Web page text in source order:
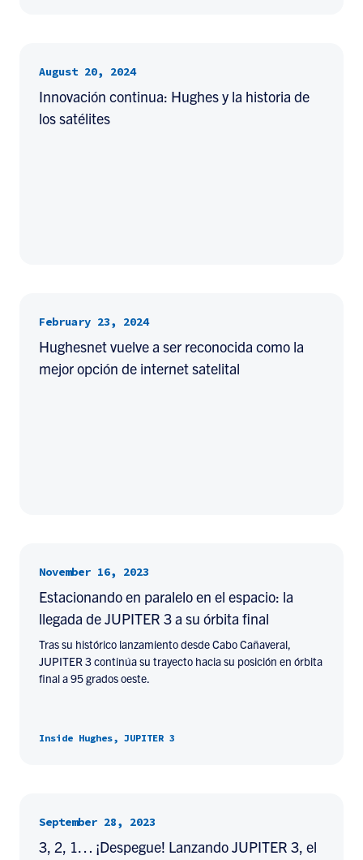
August 20, 2024
Innovación continua: Hughes y la historia de
los satélites
February 23, 2024
Hughesnet vuelve a ser reconocida como la
mejor opción de internet satelital
November 16, 2023
Estacionando en paralelo en el espacio: la
llegada de JUPITER 3 a su órbita final
Tras su histórico lanzamiento desde Cabo Cañaveral,
JUPITER 3 continúa su trayecto hacia su posición en órbita
final a 95 grados oeste.
Inside Hughes, JUPITER 3
September 28, 2023
3, 2, 1… ¡Despegue! Lanzando JUPITER 3, el